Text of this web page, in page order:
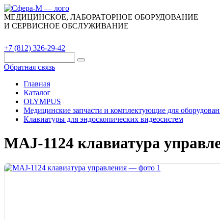
МЕДИЦИНСКОЕ, ЛАБОРАТОРНОЕ ОБОРУДОВАНИЕ
И СЕРВИСНОЕ ОБСЛУЖИВАНИЕ
+7 (812) 326-29-42
Обратная связь
Главная
Каталог
OLYMPUS
Медицинские запчасти и комплектующие для
Клавиатуры для эндоскопических видеосистем
MAJ-1124 клавиатура